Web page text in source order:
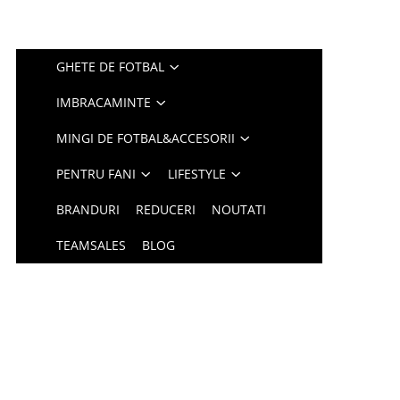
GHETE DE FOTBAL
IMBRACAMINTE
MINGI DE FOTBAL&ACCESORII
PENTRU FANI LIFESTYLE
BRANDURI REDUCERI NOUTATI
TEAMSALES BLOG